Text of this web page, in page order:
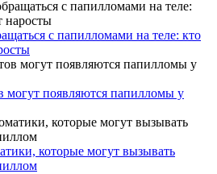
с папилломами на теле: кто
могут появляются папилломы у
которые могут вызывать